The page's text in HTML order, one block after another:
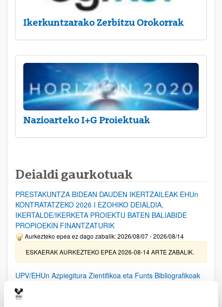
Ikerkuntzarako Zerbitzu Orokorrak
Nazioarteko I+G Proiektuak
Deialdi gaurkotuak
PRESTAKUNTZA BIDEAN DAUDEN IKERTZAILEAK EHUn
KONTRATATZEKO 2026 I EZOHIKO DEIALDIA,
IKERTALDE/IKERKETA PROIEKTU BATEN BALIABIDE
PROPIOEKIN FINANTZATURIK
Aurkezteko epea ez dago zabalik: 2026/08/07 - 2026/08/14
ESKAERAK AURKEZTEKO EPEA 2026-08-14 ARTE ZABALIK.
UPV/EHUn Azpiegitura Zientifikoa eta Funts Bibliografikoak